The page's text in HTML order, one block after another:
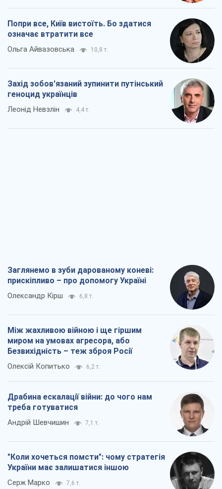
Попри все, Київ вистоїть. Бо здатися
означає втратити все
Ольга Айвазовська 10,8 т.
Захід зобов'язаний зупинити путінський
геноцид українців
Леонід Невзлін 4,4 т.
Заглянемо в зуби дарованому коневі:
прискіпливо – про допомогу Україні
Олександр Кірш 6,8 т.
Між жахливою війною і ще гіршим
миром на умовах агресора, або
Безвихідність – теж зброя Росії
Олексій Копитько 6,2 т.
Драбина ескалації війни: до чого нам
треба готуватися
Андрій Шевчишин 7,1 т.
"Коли хочеться помсти": чому стратегія
України має залишатися іншою
Серж Марко 7,6 т.